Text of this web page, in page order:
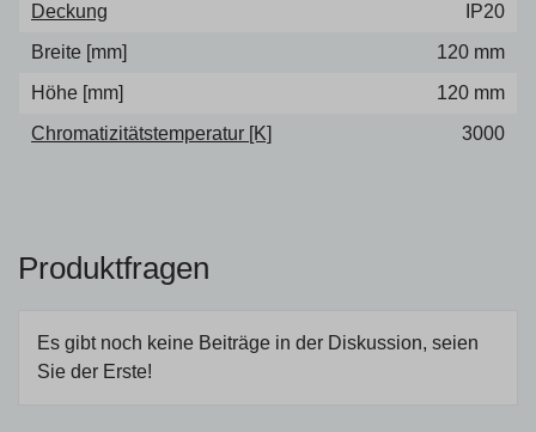
Deckung
IP20
Breite [mm]
120 mm
Höhe [mm]
120 mm
Chromatizitätstemperatur [K]
3000
Produktfragen
Es gibt noch keine Beiträge in der Diskussion, seien
Sie der Erste!